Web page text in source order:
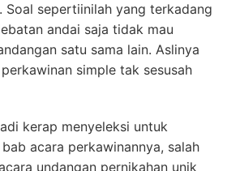
Soal sepertiinilah yang terkadang
andai saja tidak mau
satu sama lain. Aslinya
simple tak sesusah
kerap menyeleksi untuk
acara perkawinannya, salah
undangan pernikahan unik